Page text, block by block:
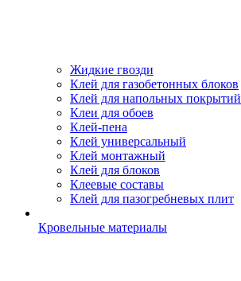
Жидкие гвозди
Клей для газобетонных блоков
Клей для напольных покрытий
Клеи для обоев
Клей-пена
Клей универсальный
Клей монтажный
Клей для блоков
Клеевые составы
Клей для пазогребневых плит
Кровельные материалы